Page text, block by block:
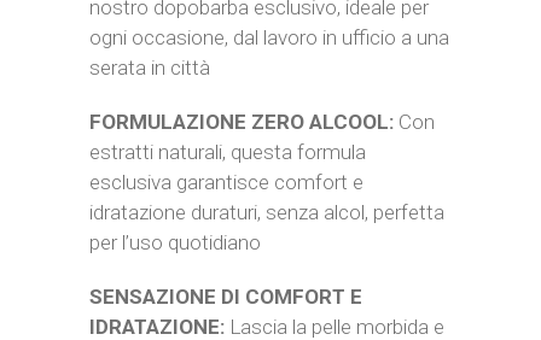
nostro dopobarba esclusivo, ideale per
ogni occasione, dal lavoro in ufficio a una
serata in città
FORMULAZIONE ZERO ALCOOL: Con
estratti naturali, questa formula
esclusiva garantisce comfort e
idratazione duraturi, senza alcol, perfetta
per l’uso quotidiano
SENSAZIONE DI COMFORT E
IDRATAZIONE: Lascia la pelle morbida e